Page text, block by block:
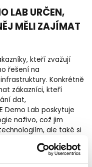
LAB URČEN,
MĚLI ZAJÍMAT
kteří zvažují
řešení na
Konkrétně
zákazníci, kteří
dat,
Demo Lab poskytuje
naživo, což jim
ale také si
implementovány do
mohly řešit
získat lepší